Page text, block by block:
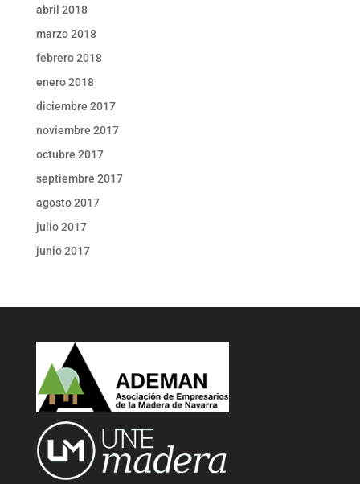
abril 2018
marzo 2018
febrero 2018
enero 2018
diciembre 2017
noviembre 2017
octubre 2017
septiembre 2017
agosto 2017
julio 2017
junio 2017